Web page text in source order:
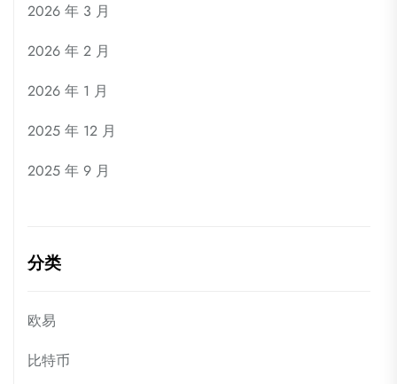
2026 年 3 月
2026 年 2 月
2026 年 1 月
2025 年 12 月
2025 年 9 月
分类
欧易
比特币